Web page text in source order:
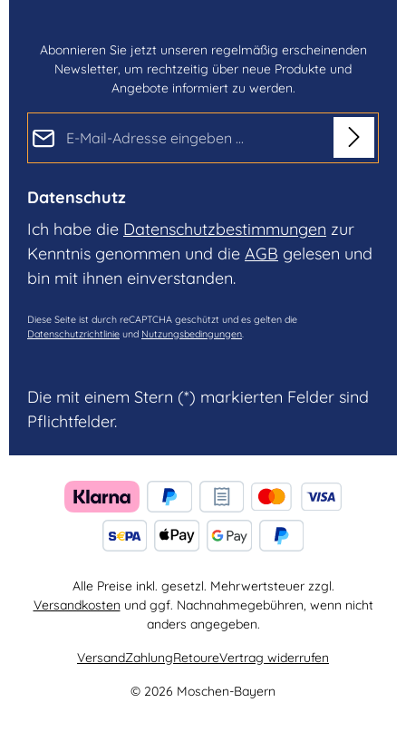
Abonnieren Sie jetzt unseren regelmäßig erscheinenden
Newsletter, um rechtzeitig über neue Produkte und
Angebote informiert zu werden.
Datenschutz
Ich habe die Datenschutzbestimmungen zur
Kenntnis genommen und die AGB gelesen und
bin mit ihnen einverstanden.
Diese Seite ist durch reCAPTCHA geschützt und es gelten die
Datenschutzrichtlinie und Nutzungsbedingungen.
Die mit einem Stern (*) markierten Felder sind
Pflichtfelder.
Alle Preise inkl. gesetzl. Mehrwertsteuer zzgl.
Versandkosten und ggf. Nachnahmegebühren, wenn nicht
anders angegeben.
© 2026 Moschen-Bayern
VersandZahlungRetoureVertrag widerrufen